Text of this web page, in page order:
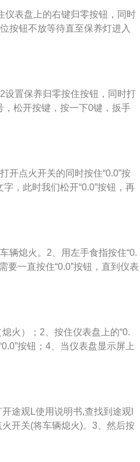
仪表盘上的右键归零按钮，同时
按钮不放等待直至保养灯进入
，按压一次左键时间设置按
设置保养归零按住按钮，同时打
松开按键，按一下0键，扳手
零已经成功。
开点火开关的同时按住“0.0”按
，此时我们松开“0.0”按钮，再
保养：当保养灯亮起时，意味
更加长久。但一些重要零部件
经济性和可靠性。如果车辆长
未到也要提前进行车辆维护。
辆熄火。2、用左手食指按住“0.
要一直按住“0.0”按钮，直到仪表
开后，需要在30秒内，再次按
为2791mm。2、动力方面：全
110千瓦，最大扭矩为250牛
每分钟1750到3000转时输出最
火）；2、按住仪表盘上的“0.
按钮；4、当仪表盘显示屏上
按压“0.0”按钮确认。（按压一
计，泪眼前大灯以及U字形前
采用了大众经典而又耐看的造
，大众途观l采用了1.4T，2.0
，最高车速为208km/h，
动力性能已经算比较不错，作
途观L使用说明书,查找到途观l
开关(将车辆熄火)。3、然后按
关,此时左手一直按住“0.0”按